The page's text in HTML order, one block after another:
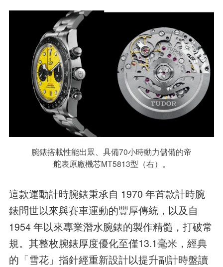
腕錶搭載性能出眾、具備70小時動力儲備的帝
舵表原廠機芯MT5813型（右）。
這款運動計時腕錶秉承自 1970 年首款計時腕
錶問世以來與賽車運動的豐厚傳統，以及自
1954 年以來專業潛水腕錶的製作精髓，打破常
規。其整枚腕錶厚度優化至僅13.1毫米，經典
的「雪花」指針經重新設計以提升副計時盤讀